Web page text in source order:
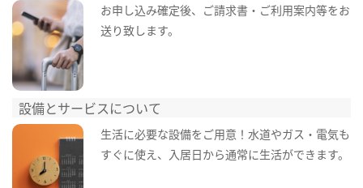
お申し込み確定後、ご請求書・ご利用案内等をお
送り致します。
設備とサービスについて
生活に必要な設備をご用意！水道やガス・電気も
すぐに使え、入居日から通常に生活ができます。